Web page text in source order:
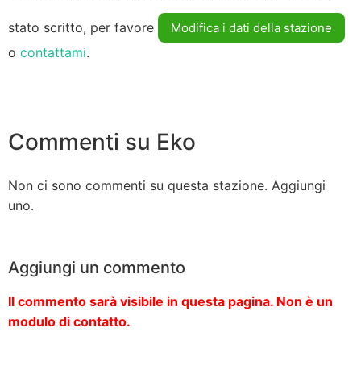
stato scritto, per favore Modifica i dati della stazione
o contattami.
Commenti su Eko
Non ci sono commenti su questa stazione. Aggiungi
uno.
Aggiungi un commento
Il commento sarà visibile in questa pagina. Non è un
modulo di contatto.